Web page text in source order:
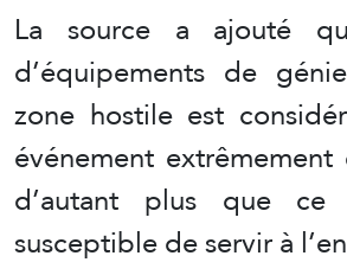
La source a ajouté
d’équipements de
zone hostile est
événement
d’autant plus que ce
susceptible de servir à